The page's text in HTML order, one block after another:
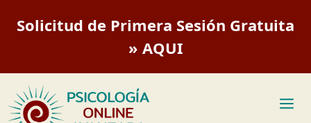
Solicitud de Primera Sesión Gratuita
» AQUI